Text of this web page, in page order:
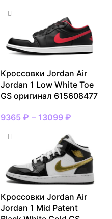
Кроссовки Jordan Air
Jordan 1 Low White Toe
GS оригинал 615608477
9365 ₽ – 13099 ₽
Кроссовки Jordan Air
Jordan 1 Mid Patent